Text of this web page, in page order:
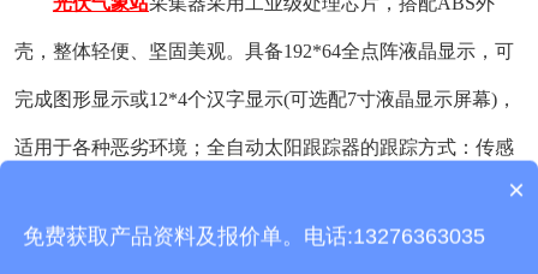
壳，整体轻便、坚固美观。具备192*64全点阵液晶显示，可
完成图形显示或12*4个汉字显示(可选配7寸液晶显示屏幕)，
适用于各种恶劣环境；全自动太阳跟踪器的跟踪方式：传感
器跟踪方式和太阳运行轨迹跟踪方式。传感器跟踪方式是通
过光电转换器实时采样，计算分析比较太阳光强的变化，从
产品包含安装吗？
×
免费获取产品资料及报价单。电话:13276363035